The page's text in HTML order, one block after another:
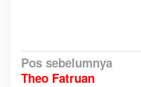
N
a
Pos sebelumnya
Theo Fatruan